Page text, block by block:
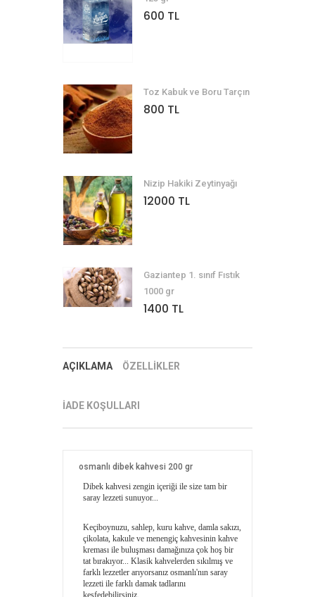
600 TL
Toz Kabuk ve Boru Tarçın
800 TL
Nizip Hakiki Zeytinyağı
12000 TL
Gaziantep 1. sınıf Fıstık
1000 gr
1400 TL
AÇIKLAMA ÖZELLİKLER
İADE KOŞULLARI
osmanlı dibek kahvesi 200 gr
Dibek kahvesi zengin içeriği ile size tam bir
saray lezzeti sunuyor...
Keçiboynuzu, sahlep, kuru kahve, damla sakızı,
çikolata, kakule ve menengiç kahvesinin kahve
kreması ile buluşması damağınıza çok hoş bir
tat bırakıyor... Klasik kahvelerden sıkılmış ve
farklı lezzetler arıyorsanız osmanlı'nın saray
lezzeti ile farklı damak tadlarını
keşfedebilirsiniz.